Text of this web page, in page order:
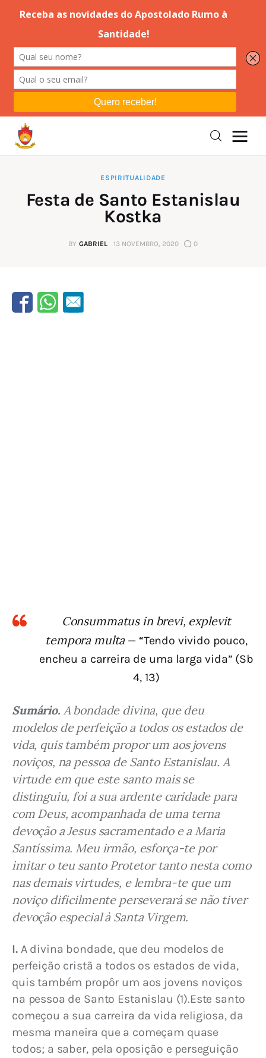
Editorial
Orações
Instruções
Espiritualidade
ESPIRITUALIDADE
Festa de Santo Estanislau
Kostka
BY GABRIEL 13 NOVEMBRO, 2020 0
Consummatus in brevi, explevit
tempora multa — “Tendo vivido pouco,
encheu a carreira de uma larga vida” (Sb
4, 13)
Sumário. A bondade divina, que deu
modelos de perfeição a todos os estados de
vida, quis também propor um aos jovens
noviços, na pessoa de Santo Estanislau. A
virtude em que este santo mais se
distinguiu, foi a sua ardente caridade para
com Deus, acompanhada de uma terna
devoção a Jesus sacramentado e a Maria
Santíssima. Meu irmão, esforça-te por
imitar o teu santo Protetor tanto nesta como
nas demais virtudes, e lembra-te que um
noviço dificilmente perseverará se não tiver
devoção especial à Santa Virgem.
I. A divina bondade, que deu modelos de
perfeição cristã a todos os estados de vida,
quis também propôr um aos jovens noviços
na pessoa de Santo Estanislau (1).Este santo
começou a sua carreira da vida religiosa, da
mesma maneira que a começam quase
todos; a saber, pela oposição e perseguição